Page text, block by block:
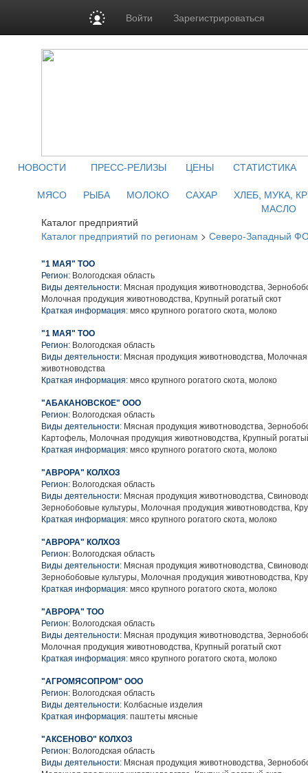
Войти Зарегистрироваться
НОВОСТИ ПРЕСС-РЕЛИЗЫ ЦЕНЫ
СТАТИСТИКА
МЯСО
РЫБА МОЛОКО САХАР
ХЛЕБ, МУКА,
МАСЛО
Каталог предприятий
Каталог предприятий по регионам > Северо-Западный
"1 МАЯ" ТОО
Регион: Вологодская область
Виды деятельности: Мясная продукция животноводства,
Молочная продукция животноводства, Крупный рогатый скот
Краткая информация: мясо крупного рогатого скота, молоко
"1 МАЯ" ТОО
Регион: Вологодская область
Виды деятельности: Мясная продукция животноводства,
животноводства
Краткая информация: мясо крупного рогатого скота, молоко
"АБАКАНОВСКОЕ" ООО
Регион: Вологодская область
Виды деятельности: Мясная продукция животноводства,
Картофель, Молочная продукция животноводства, Крупный
Краткая информация: мясо крупного рогатого скота, молоко
"АВРОРА" КОЛХОЗ
Регион: Вологодская область
Виды деятельности: Мясная продукция животноводства,
Зернобобовые культуры, Молочная продукция животноводства,
Краткая информация: мясо крупного рогатого скота, молоко
"АВРОРА" КОЛХОЗ
Регион: Вологодская область
Виды деятельности: Мясная продукция животноводства,
Зернобобовые культуры, Молочная продукция животноводства,
Краткая информация: мясо крупного рогатого скота, молоко
"АВРОРА" ТОО
Регион: Вологодская область
Виды деятельности: Мясная продукция животноводства,
Молочная продукция животноводства, Крупный рогатый скот
Краткая информация: мясо крупного рогатого скота, молоко
"АГРОМЯСОПРОМ" ООО
Регион: Вологодская область
Виды деятельности: Колбасные изделия
Краткая информация: паштеты мясные
"АКСЕНОВО" КОЛХОЗ
Регион: Вологодская область
Виды деятельности: Мясная продукция животноводства,